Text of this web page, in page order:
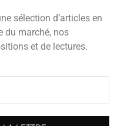
sélection d’articles en
du marché, nos
et de lectures.